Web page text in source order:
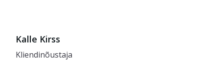
Kalle Kirss
Kliendinõustaja